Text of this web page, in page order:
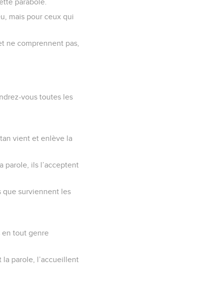
parabole.
mais pour ceux qui
ne comprennent pas,
vous toutes les
vient et enlève la
parole, ils l’acceptent
que surviennent les
en tout genre
parole, l’accueillent